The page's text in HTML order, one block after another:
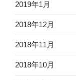
2019年1月
2018年12月
2018年11月
2018年10月